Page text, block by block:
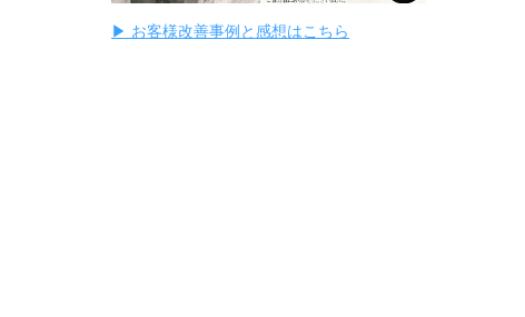
▶ お客様改善事例と感想はこちら